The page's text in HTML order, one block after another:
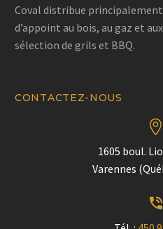
Coval distribue
d’appoint au bois, au gaz et
sélection de grils et BBQ.
CONTACTEZ-NOUS


1605 boul.
Varennes

